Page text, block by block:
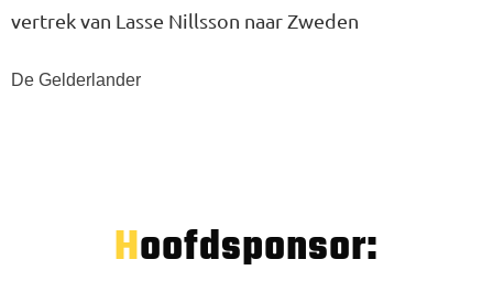
vertrek van Lasse Nillsson naar Zweden
De Gelderlander
Hoofdsponsor: